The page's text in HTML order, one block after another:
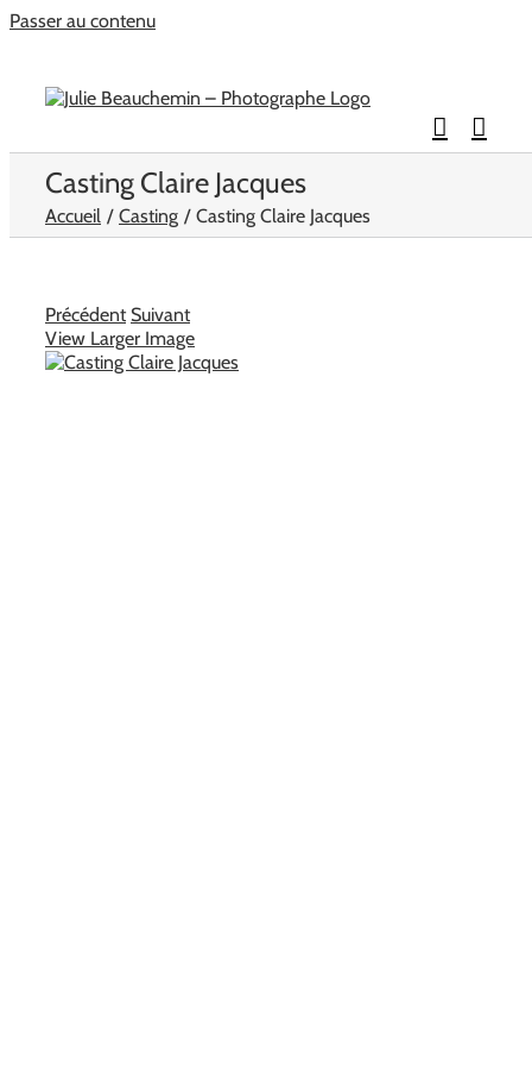
Passer au contenu
Casting Claire Jacques
Accueil Casting Casting Claire Jacques
Précédent Suivant
View Larger Image